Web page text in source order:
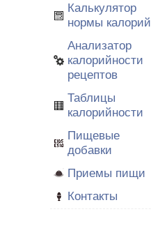
Калькулятор
нормы калорий
Анализатор
калорийности
рецептов
Таблицы
калорийности
Пищевые
добавки
Приемы пищи
Контакты